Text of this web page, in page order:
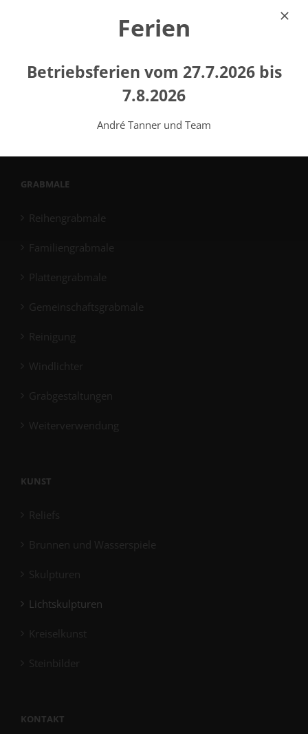
Materialien
GRABMALE
Reihengrabmale
Familiengrabmale
Plattengrabmale
Gemeinschaftsgrabmale
Reinigung
Windlichter
Grabgestaltungen
Weiterverwendung
KUNST
Reliefs
Brunnen und Wasserspiele
Skulpturen
Lichtskulpturen
Kreiselkunst
Steinbilder
KONTAKT
Ferien
Betriebsferien vom 27.7.2026 bis
7.8.2026
André Tanner und Team